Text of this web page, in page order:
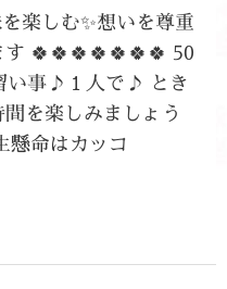
楽しむ✨想いを尊重
🍀🍀🍀🍀🍀🍀🍀 50
い事♪１人で♪ とき
を楽しみましょう
懸命はカッコ